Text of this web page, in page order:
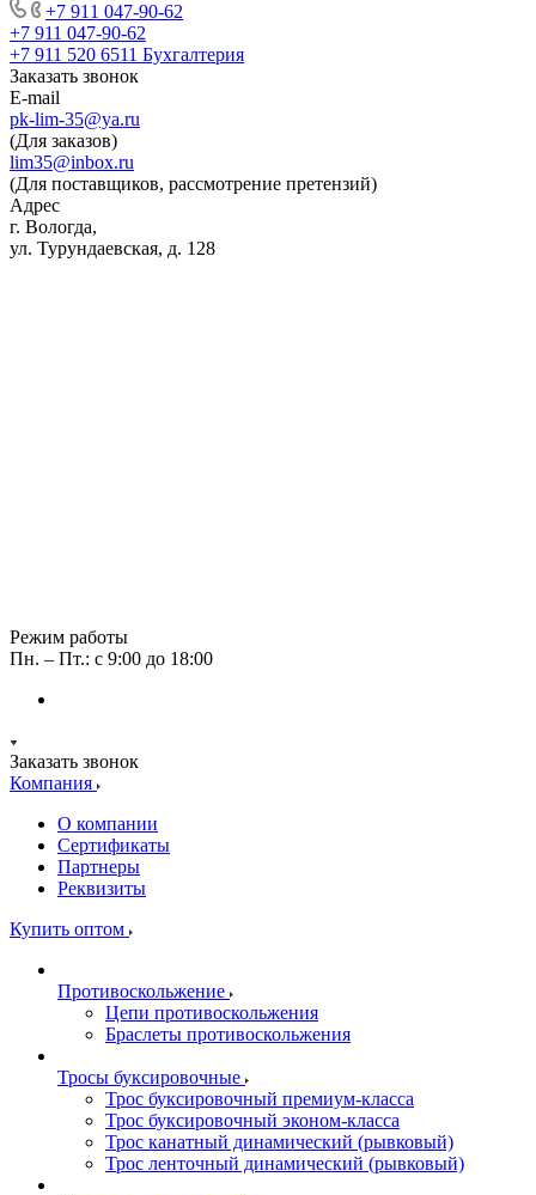
+7 911 047-90-62
+7 911 047-90-62
+7 911 520 6511 Бухгалтерия
Заказать звонок
E-mail
pk-lim-35@ya.ru
(Для заказов)
lim35@inbox.ru
(Для поставщиков, рассмотрение претензий)
Адрес
г. Вологда,
ул. Турундаевская, д. 128
Режим работы
Пн. – Пт.: с 9:00 до 18:00
Заказать звонок
Компания
О компании
Сертификаты
Партнеры
Реквизиты
Купить оптом
Противоскольжение
Цепи противоскольжения
Браслеты противоскольжения
Тросы буксировочные
Трос буксировочный премиум-класса
Трос буксировочный эконом-класса
Трос канатный динамический (рывковый)
Трос ленточный динамический (рывковый)